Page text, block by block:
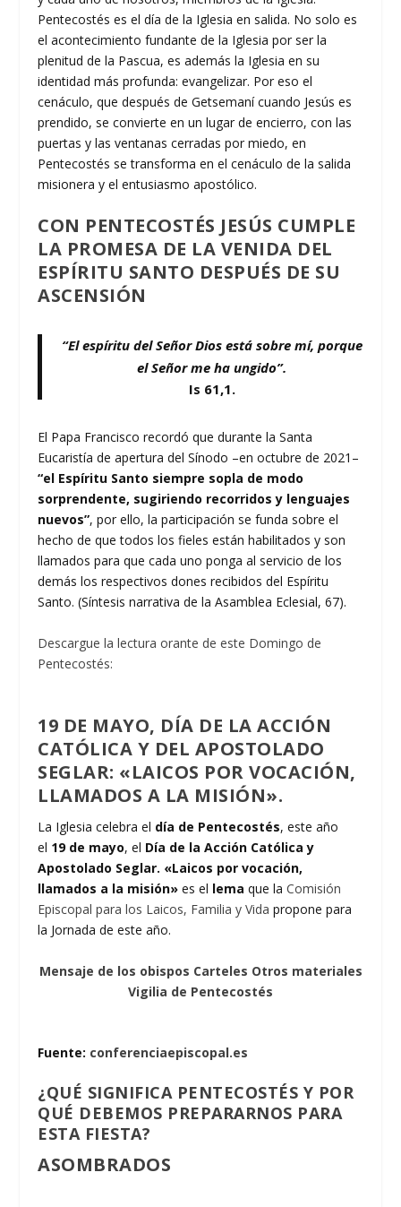
Pentecostés es el día de la Iglesia en salida. No solo es
el acontecimiento fundante de la Iglesia por ser la
plenitud de la Pascua, es además la Iglesia en su
identidad más profunda: evangelizar. Por eso el
cenáculo, que después de Getsemaní cuando Jesús es
prendido, se convierte en un lugar de encierro, con las
puertas y las ventanas cerradas por miedo, en
Pentecostés se transforma en el cenáculo de la salida
misionera y el entusiasmo apostólico.
CON PENTECOSTÉS JESÚS CUMPLE
LA PROMESA DE LA VENIDA DEL
ESPÍRITU SANTO DESPUÉS DE SU
ASCENSIÓN
“El espíritu del Señor Dios está sobre mí, porque
el Señor me ha ungido”.
Is 61,1.
El Papa Francisco recordó que durante la Santa
Eucaristía de apertura del Sínodo –en octubre de 2021–
“el Espíritu Santo siempre sopla de modo
sorprendente, sugiriendo recorridos y lenguajes
nuevos”, por ello, la participación se funda sobre el
hecho de que todos los fieles están habilitados y son
llamados para que cada uno ponga al servicio de los
demás los respectivos dones recibidos del Espíritu
Santo. (Síntesis narrativa de la Asamblea Eclesial, 67).
Descargue la lectura orante de este Domingo de
Pentecostés:
19 DE MAYO, DÍA DE LA ACCIÓN
CATÓLICA Y DEL APOSTOLADO
SEGLAR: «LAICOS POR VOCACIÓN,
LLAMADOS A LA MISIÓN».
La Iglesia celebra el día de Pentecostés, este año
el 19 de mayo, el Día de la Acción Católica y
Apostolado Seglar. «Laicos por vocación,
llamados a la misión» es el lema que laComisión
Episcopal para los Laicos, Familia y Vida propone para
la Jornada de este año.
Mensaje de los obispos Carteles Otros materiales
Vigilia de Pentecostés
Fuente: conferenciaepiscopal.es
¿QUÉ SIGNIFICA PENTECOSTÉS Y POR
QUÉ DEBEMOS PREPARARNOS PARA
ESTA FIESTA?
ASOMBRADOS